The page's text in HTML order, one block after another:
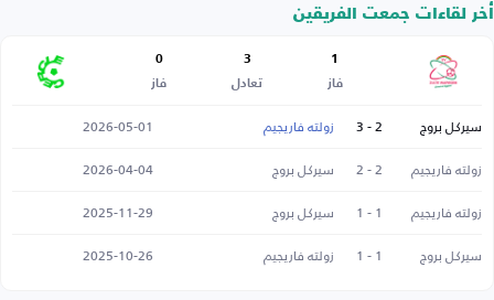
أخر لقاءات جمعت الفريقين
1
فاز
3
تعادل
0
فاز
سيركل بروج 2 - 3 زولته فاريجيم
2026-05-01
زولته فاريجيم
2 - 2 سيركل بروج
2026-04-04
زولته فاريجيم
1 - 1 سيركل بروج
2025-11-29
سيركل بروج
1 - 1 زولته فاريجيم 2025-10-26